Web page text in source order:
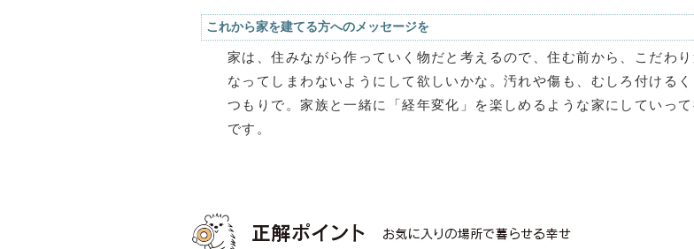
これから家を建てる方へのメッセージを
家は、住みながら作っていく物だと考えるので、住む前から、こだわり
なってしまわないようにして欲しいかな。汚れや傷も、むしろ付ける
つもりで。家族と一緒に「経年変化」を楽しめるような家にしていって
です。